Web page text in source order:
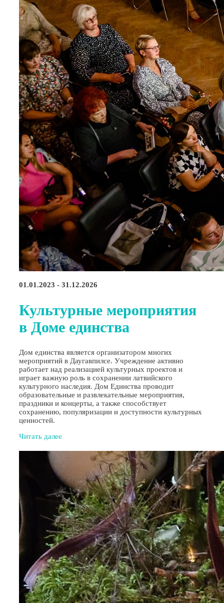
01.01.2023 - 31.12.2026
Культурные мероприятия
в Доме единства
Дом единства является организатором многих
мероприятий в Даугавпилсе. Учреждение активно
работает над реализацией культурных проектов и
играет важную роль в сохранении латвийского
культурного наследия. Дом Единства проводит
образовательные и развлекательные мероприятия,
праздники и концерты, а также способствует
сохранению, популяризации и доступности культурных
ценностей.
Читать далее